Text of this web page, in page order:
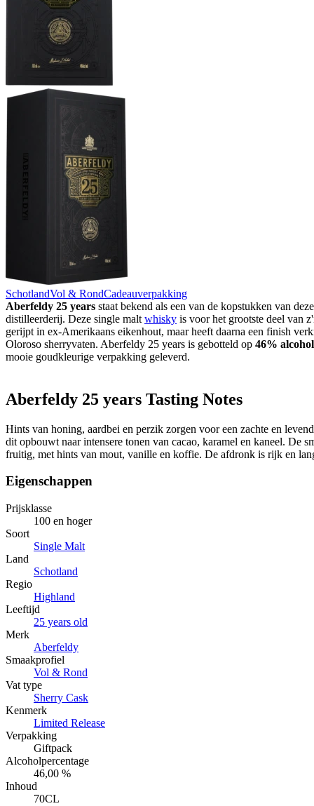
SchotlandVol & RondCadeauverpakking
Aberfeldy 25 years staat bekend als een van de kopstukken van
distilleerderij. Deze single malt whisky is voor het grootste deel van
gerijpt in ex-Amerikaans eikenhout, maar heeft daarna een finish
Oloroso sherryvaten. Aberfeldy 25 years is gebotteld op 46% alcohol
mooie goudkleurige verpakking geleverd.
Aberfeldy 25 years Tasting Notes
Hints van honing, aardbei en perzik zorgen voor een zachte en
dit opbouwt naar intensere tonen van cacao, karamel en kaneel. De
fruitig, met hints van mout, vanille en koffie. De afdronk is rijk en
Eigenschappen
Prijsklasse
100 en hoger
Soort
Single Malt
Land
Schotland
Regio
Highland
Leeftijd
25 years old
Merk
Aberfeldy
Smaakprofiel
Vol & Rond
Vat type
Sherry Cask
Kenmerk
Limited Release
Verpakking
Giftpack
Alcoholpercentage
46,00 %
Inhoud
70CL